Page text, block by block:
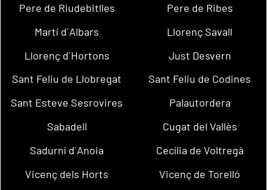
Pere de Riudebitlles
Pere de Ribes
Martí d´Albars
Llorenç Savall
Llorenç d´Hortons
Just Desvern
Sant Feliu de Llobregat
Sant Feliu de Codines
Sant Esteve Sesrovires
Palautordera
Sabadell
Cugat del Vallès
Sadurní d´Anoia
Cecília de Voltregà
Vicenç dels Horts
Vicenç de Torelló